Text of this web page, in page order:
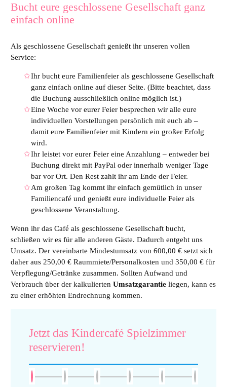
Bucht eure geschlossene Gesellschaft ganz
einfach online
Als geschlossene Gesellschaft genießt ihr unseren vollen
Service:
Ihr bucht eure Familienfeier als geschlossene Gesellschaft
ganz einfach online auf dieser Seite. (Bitte beachtet, dass
die Buchung ausschließlich online möglich ist.)
Eine Woche vor eurer Feier besprechen wir alle eure
individuellen Vorstellungen persönlich mit euch ab –
damit eure Familienfeier mit Kindern ein großer Erfolg
wird.
Ihr leistet vor eurer Feier eine Anzahlung – entweder bei
Buchung direkt mit PayPal oder innerhalb weniger Tage
bar vor Ort. Den Rest zahlt ihr am Ende der Feier.
Am großen Tag kommt ihr einfach gemütlich in unser
Familiencafé und genießt eure individuelle Feier als
geschlossene Veranstaltung.
Wenn ihr das Café als geschlossene Gesellschaft bucht,
schließen wir es für alle anderen Gäste. Dadurch entgeht uns
Umsatz. Der vereinbarte Mindestumsatz von 600,00 € setzt sich
daher aus 250,00 € Raummiete/Personalkosten und 350,00 € für
Verpflegung/Getränke zusammen. Sollten Aufwand und
Verbrauch über der kalkuliertenUmsatzgarantie liegen, kann es
zu einer erhöhten Endrechnung kommen.
Jetzt das Kindercafé Spielzimmer
reservieren!